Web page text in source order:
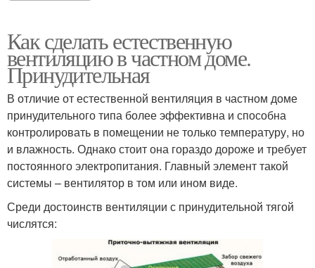
Как сделать естественную
вентиляцию в частном доме.
Принудительная
В отличие от естественной вентиляция в частном доме
принудительного типа более эффективна и способна
контролировать в помещении не только температуру, но
и влажность. Однако стоит она гораздо дороже и требует
постоянного электропитания. Главный элемент такой
системы – вентилятор в том или ином виде.
Среди достоинств вентиляции с принудительной тягой
числятся: